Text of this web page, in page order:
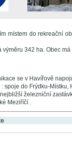
místem do rekreační
výměru 342 ha. Obec
se v Havířově
spoje do Frýdku-Místku,
železniční
Meziříčí .